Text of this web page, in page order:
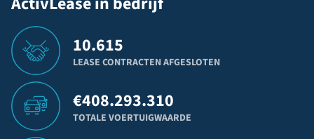
10.615
LEASE CONTRACTEN AFGESLOTEN
€408.293.310
TOTALE VOERTUIGWAARDE